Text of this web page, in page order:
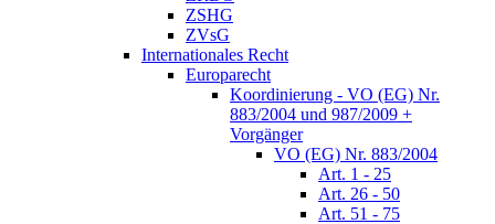
ZSHG
ZVsG
Internationales Recht
Europarecht
Koordinierung - VO (EG) Nr.
883/2004 und 987/2009 +
Vorgänger
VO (EG) Nr. 883/2004
Art. 1 - 25
Art. 26 - 50
Art. 51 - 75